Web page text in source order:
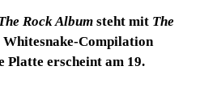
Rock Album steht mit The
Compilation
Platte erscheint am 19.